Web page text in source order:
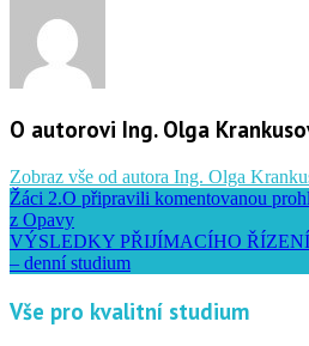
O autorovi Ing. Olga
Zobraz vše od autora Ing. Olga
Žáci 2.O připravili komentovanou
z Opavy
VÝSLEDKY PŘIJÍMACÍHO
– denní studium
Vše pro kvalitní studium